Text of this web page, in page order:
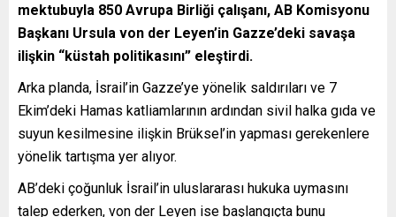
mektubuyla 850 Avrupa Birliği çalışanı, AB Komisyonu
Başkanı Ursula von der Leyen’in Gazze’deki savaşa
ilişkin “küstah politikasını” eleştirdi.
Arka planda, İsrail’in Gazze’ye yönelik saldırıları ve 7
Ekim’deki Hamas katliamlarının ardından sivil halka gıda ve
suyun kesilmesine ilişkin Brüksel’in yapması gerekenlere
yönelik tartışma yer alıyor.
AB’deki çoğunluk İsrail’in uluslararası hukuka uymasını
talep ederken, von der Leyen ise başlangıçta bunu